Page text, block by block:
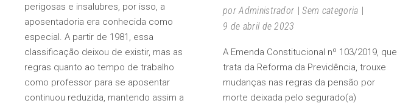
perigosas e insalubres, por isso, a
aposentadoria era conhecida como
especial. A partir de 1981, essa
classificação deixou de existir, mas as
regras quanto ao tempo de trabalho
como professor para se aposentar
continuou reduzida, mantendo assim a
porAdministrador
Sem categoria
9 de abril de 2023
A Emenda Constitucional nº 103/2019, que
trata da Reforma da Previdência, trouxe
mudanças nas regras da pensão por
morte deixada pelo segurado(a)